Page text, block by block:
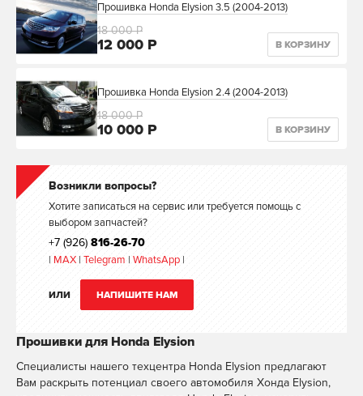
Прошивка Honda Elysion 3.5 (2004-2013)
12 000 Р
18 000 Р
В КОРЗИНУ
Прошивка Honda Elysion 2.4 (2004-2013)
10 000 Р
18 000 Р
В КОРЗИНУ
Возникли вопросы?
Хотите записаться на сервис или требуется помощь с
выбором запчастей?
+7 (926) 816-26-70
| MAX | Telegram | WhatsApp |
ИЛИ НАПИШИТЕ НАМ
Прошивки для Honda Elysion
Специалисты нашего техцентра Honda Elysion предлагают
Вам раскрыть потенциал своего автомобиля Хонда Elysion,